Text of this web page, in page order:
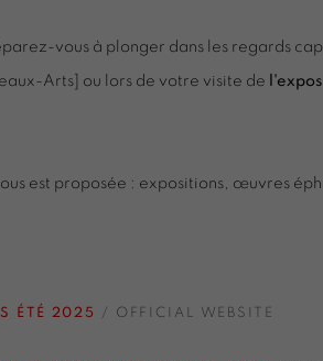
vous à plonger dans les regards
Arts] ou lors de votre visite de
est proposée : expositions, œuvres
ÉTÉ 2025 / OFFICIAL WEBSITE